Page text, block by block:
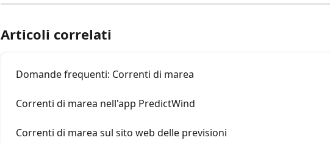
Articoli correlati
Domande frequenti: Correnti di marea
Correnti di marea nell'app PredictWind
Correnti di marea sul sito web delle previsioni